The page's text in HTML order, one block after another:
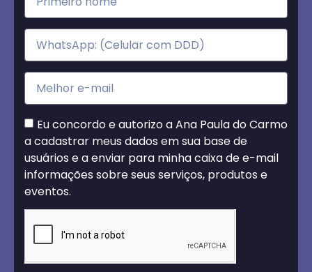
Eu concordo e autorizo a Ana Paula do Carmo
a cadastrar meus dados em sua base de
usuários e a enviar para minha caixa de e-mail
informações sobre seus serviços, produtos e
eventos.